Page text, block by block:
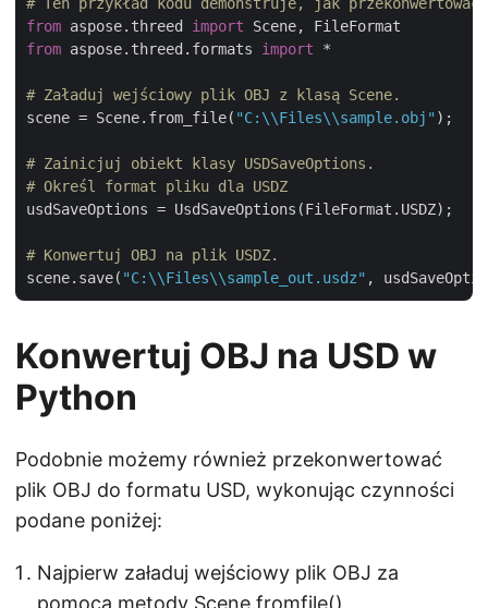
from aspose.threed import
from aspose.threed.formats import *
# Załaduj wejściowy plik OBJ z klasą Scene.
scene = Scene.from_file( "C:\\Files\\sample.obj" );
# Zainicjuj obiekt klasy USDSaveOptions.
# Określ format pliku dla USDZ
usdSaveOptions = UsdSaveOptions(FileFormat.USDZ);
# Konwertuj OBJ na plik USDZ.
scene.save( "C:\\Files\\sample_out.usdz"
Konwertuj OBJ na USD w
Python
Podobnie możemy również przekonwertować
plik OBJ do formatu USD, wykonując czynności
podane poniżej:
Najpierw załaduj wejściowy plik OBJ za
pomocą metody Scene.fromfile().